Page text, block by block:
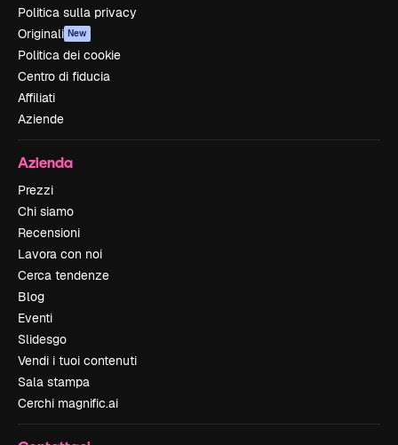
Politica sulla privacy
Originali New
Politica dei cookie
Centro di fiducia
Affiliati
Aziende
Azienda
Prezzi
Chi siamo
Recensioni
Lavora con noi
Cerca tendenze
Blog
Eventi
Slidesgo
Vendi i tuoi contenuti
Sala stampa
Cerchi magnific.ai